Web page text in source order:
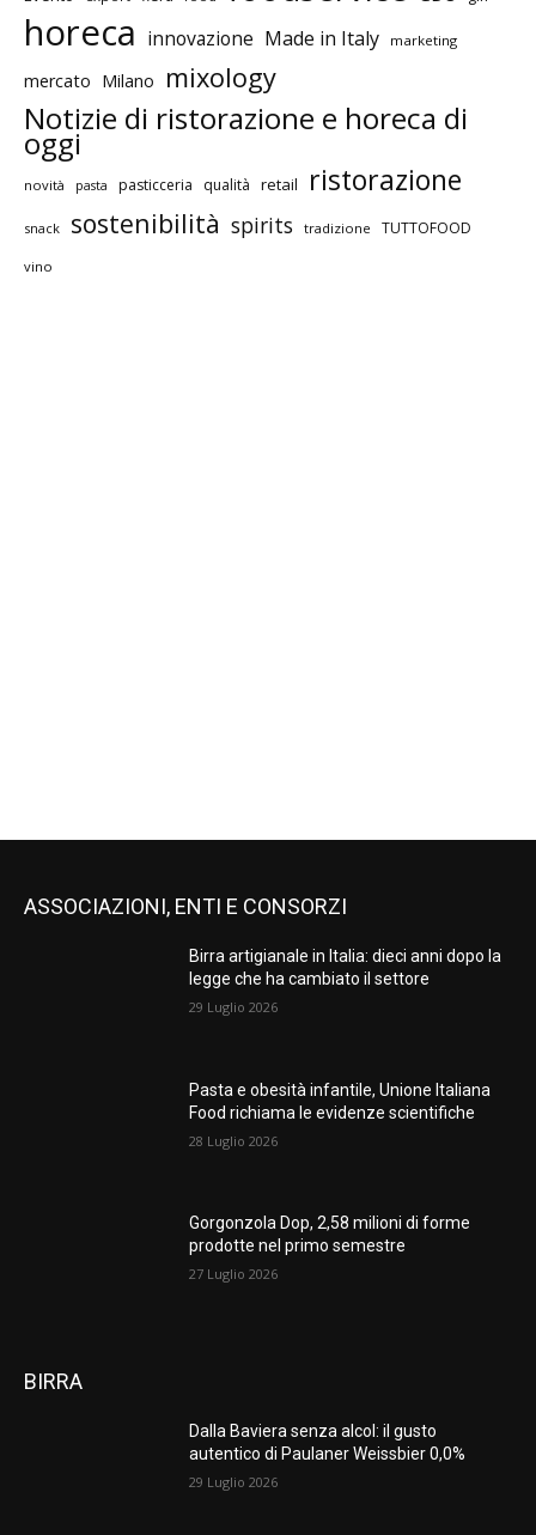
horeca innovazione Made in Italy marketing
mercato Milano mixology
Notizie di ristorazione e horeca di
oggi
novità pasta pasticceria qualità retail ristorazione
snack sostenibilità spirits tradizione TUTTOFOOD
vino
ASSOCIAZIONI, ENTI E CONSORZI
Birra artigianale in Italia: dieci anni dopo la
legge che ha cambiato il settore
29 Luglio 2026
Pasta e obesità infantile, Unione Italiana
Food richiama le evidenze scientifiche
28 Luglio 2026
Gorgonzola Dop, 2,58 milioni di forme
prodotte nel primo semestre
27 Luglio 2026
BIRRA
Dalla Baviera senza alcol: il gusto
autentico di Paulaner Weissbier 0,0%
29 Luglio 2026